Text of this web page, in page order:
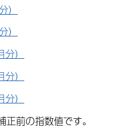
）
）
）
前の指数値です。